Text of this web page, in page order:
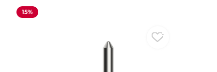
15%